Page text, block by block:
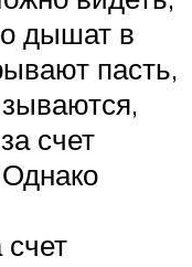
дышат в
пасть,
счет